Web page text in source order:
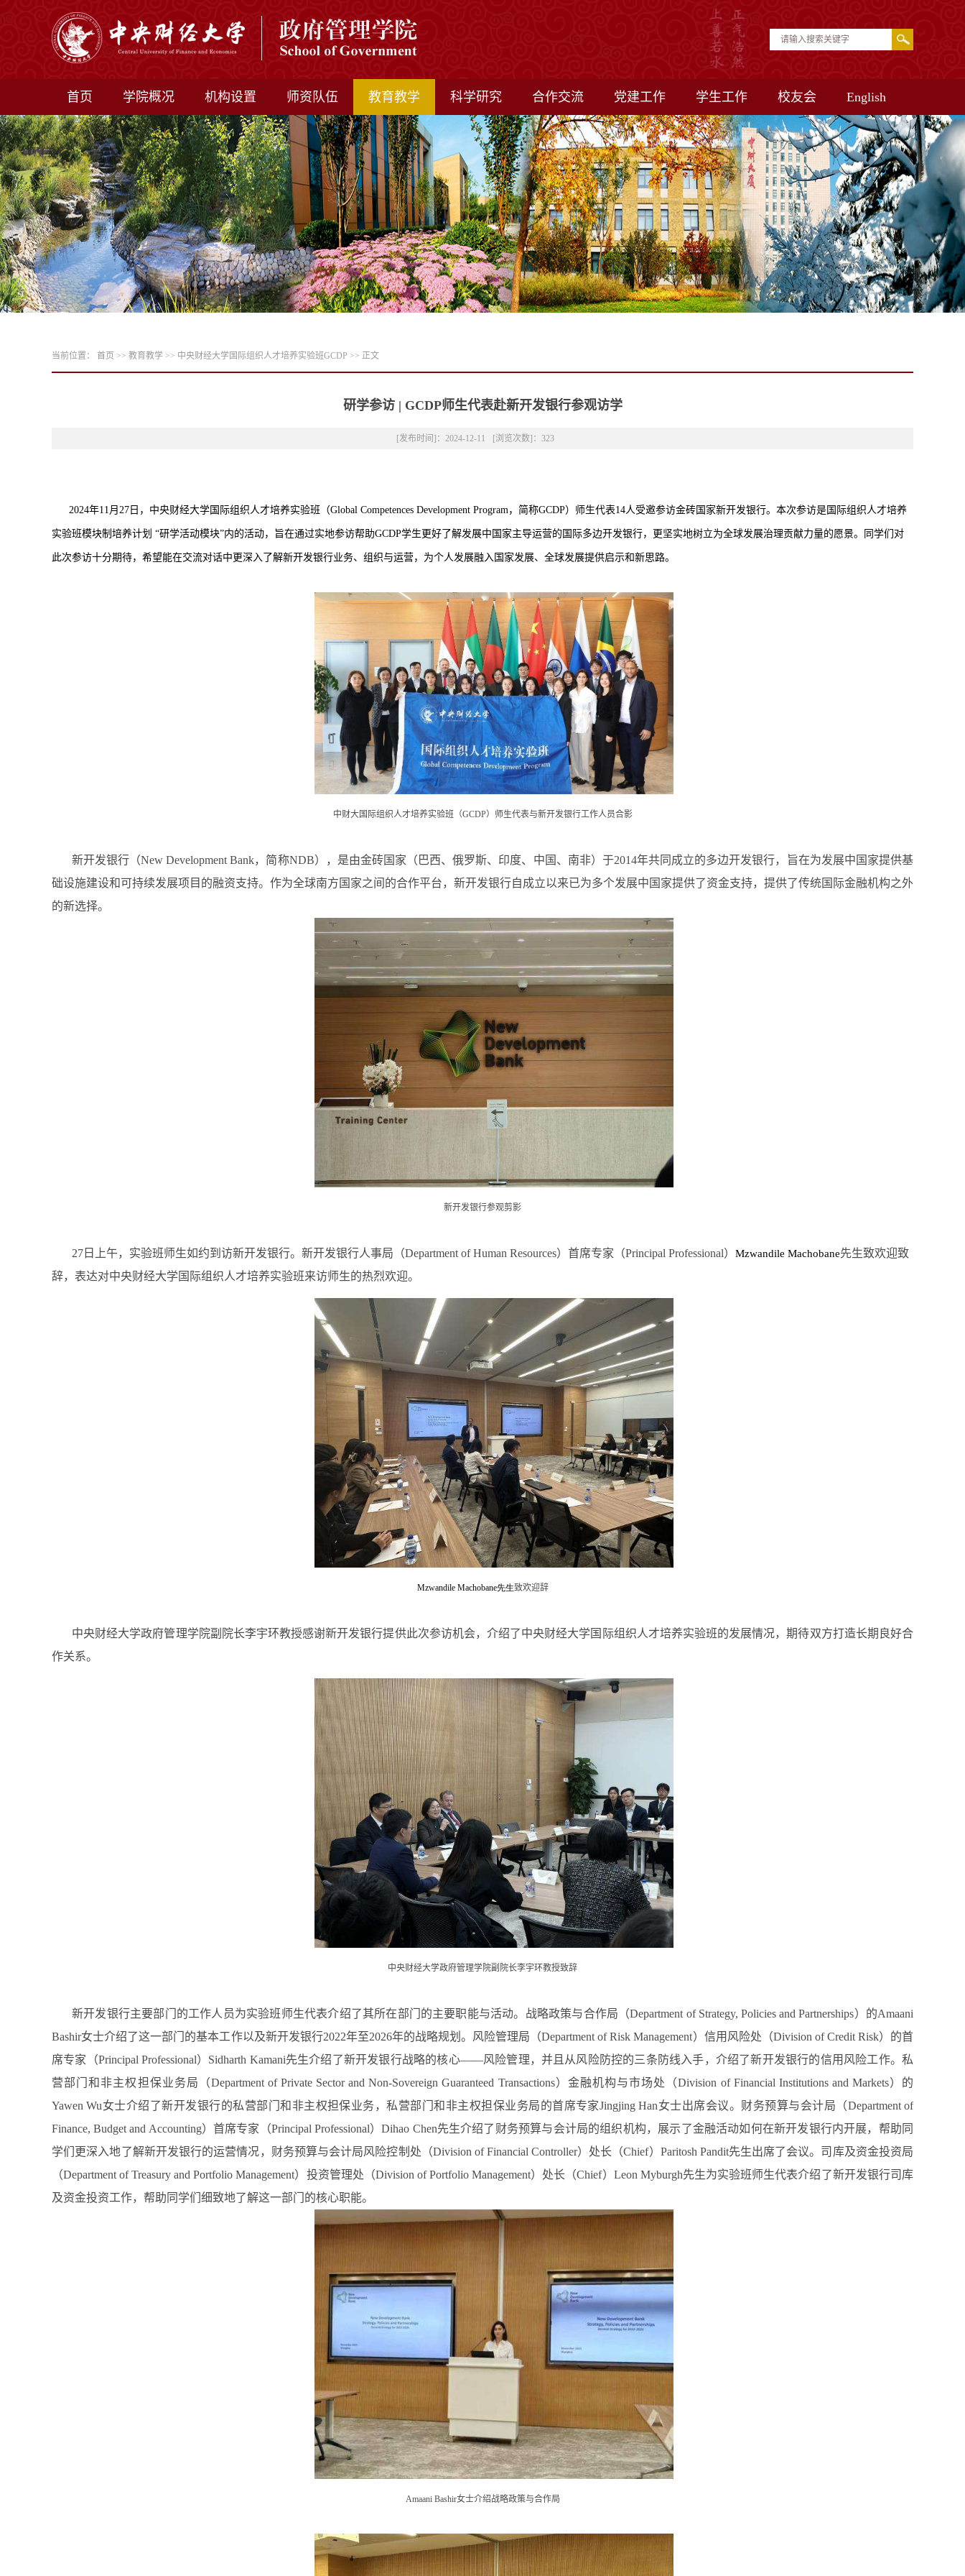
首页 学院概况 机构设置 师资队伍 教育教学 科学研究 合作交流 党建工作 学生工作 校友会 English
当前位置： 首页 >> 教育教学 >> 中央财经大学国际组织人才培养实验班GCDP >> 正文
研学参访 | GCDP师生代表赴新开发银行参观访学
[发布时间]：2024-12-11 [浏览次数]： 323
实验班模块制培养计划 “研学活动模块”内的活动，旨在通过实地参访帮助GCDP学生更好了解发展中国家主导运营的国际多边开发银行，更坚实地树立为全球发展治理贡献力量的愿景。同学们对
此次参访十分期待，希望能在交流对话中更深入了解新开发银行业务、组织与运营，为个人发展融入国家发展、全球发展提供启示和新思路。
中财大国际组织人才培养实验班（GCDP）师生代表与新开发银行工作人员合影
新开发银行（New Development Bank，简称NDB），是由金砖国家（巴西、俄罗斯、印度、中国、南非）于2014年共同成立的多边开发银行，旨在为发展中国家提供基
础设施建设和可持续发展项目的融资支持。作为全球南方国家之间的合作平台，新开发银行自成立以来已为多个发展中国家提供了资金支持，提供了传统国际金融机构之外
的新选择。
新开发银行参观剪影
27日上午，实验班师生如约到访新开发银行。新开发银行人事局（Department of Human Resources）首席专家（Principal Professional） Mzwandile Machobane先生致欢迎致
辞，表达对中央财经大学国际组织人才培养实验班来访师生的热烈欢迎。
Mzwandile Machobane先生致欢迎辞
中央财经大学政府管理学院副院长李宇环教授感谢新开发银行提供此次参访机会，介绍了中央财经大学国际组织人才培养实验班的发展情况，期待双方打造长期良好合
作关系。
中央财经大学政府管理学院副院长李宇环教授致辞
新开发银行主要部门的工作人员为实验班师生代表介绍了其所在部门的主要职能与活动。战略政策与合作局（Department of Strategy, Policies and Partnerships）的Amaani
Bashir女士介绍了这一部门的基本工作以及新开发银行2022年至2026年的战略规划。风险管理局（Department of Risk Management）信用风险处（Division of Credit Risk）的首
席专家（Principal Professional）Sidharth Kamani先生介绍了新开发银行战略的核心——风险管理，并且从风险防控的三条防线入手，介绍了新开发银行的信用风险工作。私
营部门和非主权担保业务局（Department of Private Sector and Non-Sovereign Guaranteed Transactions）金融机构与市场处（Division of Financial Institutions and Markets）的
Yawen Wu女士介绍了新开发银行的私营部门和非主权担保业务，私营部门和非主权担保业务局的首席专家Jingjing Han女士出席会议。财务预算与会计局（Department of
Finance, Budget and Accounting）首席专家（Principal Professional）Dihao Chen先生介绍了财务预算与会计局的组织机构，展示了金融活动如何在新开发银行内开展，帮助同
学们更深入地了解新开发银行的运营情况，财务预算与会计局风险控制处（Division of Financial Controller）处长（Chief）Paritosh Pandit先生出席了会议。司库及资金投资局
（Department of Treasury and Portfolio Management）投资管理处（Division of Portfolio Management）处长（Chief）Leon Myburgh先生为实验班师生代表介绍了新开发银行司库
及资金投资工作，帮助同学们细致地了解这一部门的核心职能。
Amaani Bashir女士介绍战略政策与合作局